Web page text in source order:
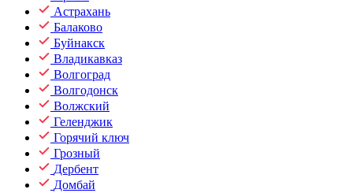
Астрахань
Балаково
Буйнакск
Владикавказ
Волгоград
Волгодонск
Волжский
Геленджик
Горячий ключ
Грозный
Дербент
Домбай